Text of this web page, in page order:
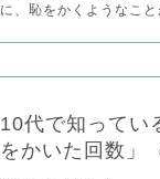
に、恥をかくようなこ
10代で知ってい
をかいた回数」